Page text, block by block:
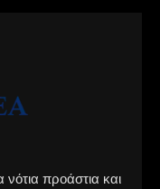
προάστια και